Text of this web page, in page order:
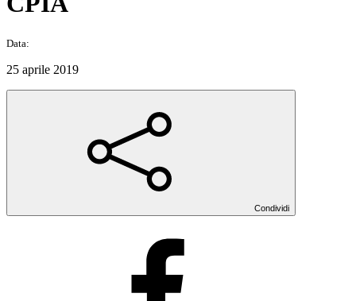
Data:
25 aprile 2019
Condividi